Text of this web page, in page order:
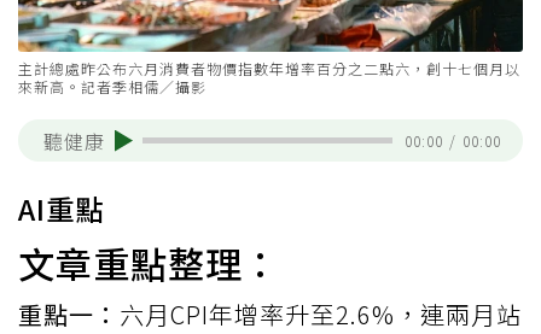
主計總處昨公布六月消費者物價指數年增率百分之二點六，創十七個月以
來新高。記者季相儒／攝影
聽健康 00:00 / 00:00
AI重點
文章重點整理：
重點一： 六月CPI年增率升至2.6%，連兩月站